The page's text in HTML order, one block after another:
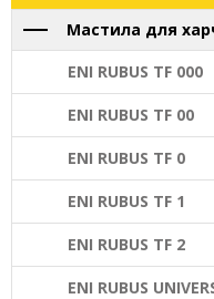
Мастила для
ENI RUBUS TF 000
ENI RUBUS TF 00
ENI RUBUS TF 0
ENI RUBUS TF 1
ENI RUBUS TF 2
ENI RUBUS